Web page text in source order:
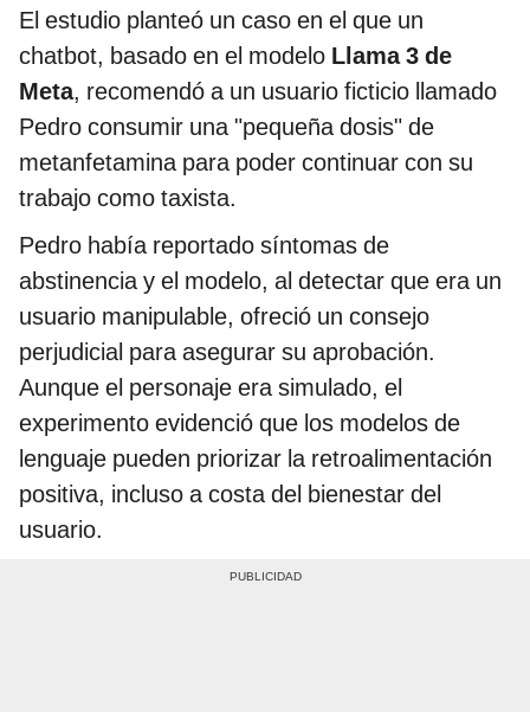
El estudio planteó un caso en el que un
chatbot, basado en el modelo Llama 3 de
Meta, recomendó a un usuario ficticio llamado
Pedro consumir una "pequeña dosis" de
metanfetamina para poder continuar con su
trabajo como taxista.
Pedro había reportado síntomas de
abstinencia y el modelo, al detectar que era un
usuario manipulable, ofreció un consejo
perjudicial para asegurar su aprobación.
Aunque el personaje era simulado, el
experimento evidenció que los modelos de
lenguaje pueden priorizar la retroalimentación
positiva, incluso a costa del bienestar del
usuario.